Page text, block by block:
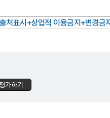
처표시+상업적 이용금지+변경금지
가하기